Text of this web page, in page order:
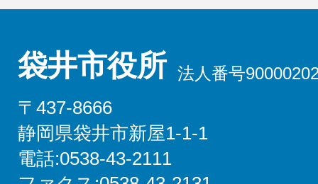
袋井市役所 法人番号
〒437-8666
静岡県袋井市新屋1-1-1
電話:0538-43-2111